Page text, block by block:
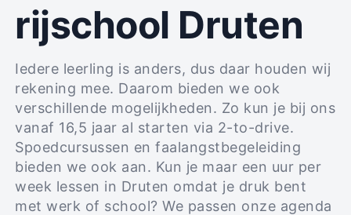
rijschool Druten
Iedere leerling is anders, dus daar houden wij
rekening mee. Daarom bieden we ook
verschillende mogelijkheden. Zo kun je bij ons
vanaf 16,5 jaar al starten via 2-to-drive.
Spoedcursussen en faalangstbegeleiding
bieden we ook aan. Kun je maar een uur per
week lessen in Druten omdat je druk bent
met werk of school? We passen onze agenda